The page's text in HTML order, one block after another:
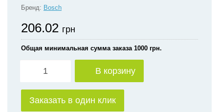
Бренд: Bosch
206.02 грн
Общая минимальная сумма заказа 1000 грн.
В корзину
Заказать в один клик